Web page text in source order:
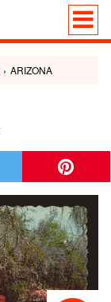
› ARIZONA